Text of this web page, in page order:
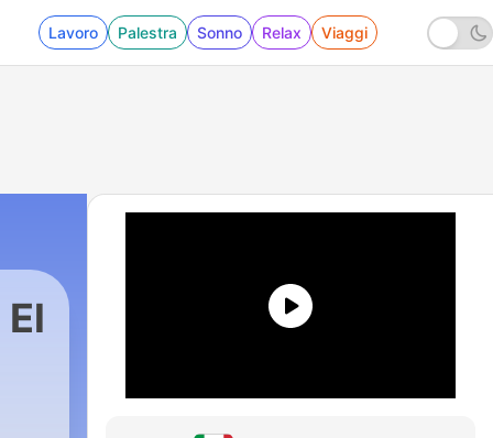
Lavoro Palestra Sonno Relax Viaggi